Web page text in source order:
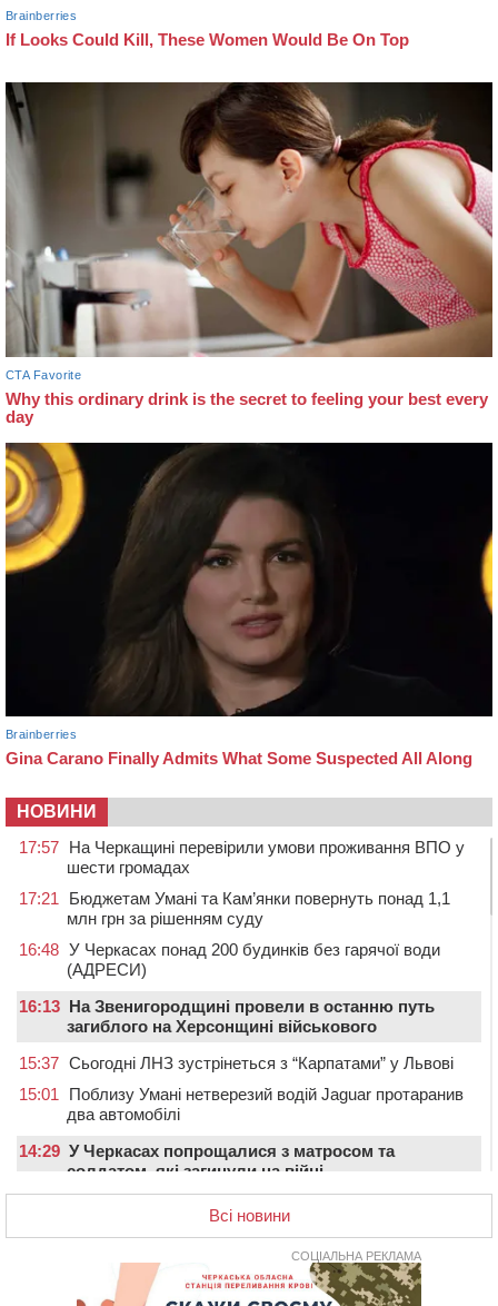
НОВИНИ
17:57 На Черкащині перевірили умови проживання ВПО у
шести громадах
17:21
Бюджетам Умані та Кам’янки повернуть понад 1,1
млн грн за рішенням суду
16:48 У Черкасах понад 200 будинків без гарячої води
(АДРЕСИ)
16:13 На Звенигородщині провели в останню путь
загиблого на Херсонщині військового
15:37 Сьогодні ЛНЗ зустрінеться з “Карпатами” у Львові
15:01
Поблизу Умані нетверезий водій Jaguar протаранив
два автомобілі
14:29 У Черкасах попрощалися з матросом та
солдатом, які загинули на війні
У Жашкові чоловік погрожував людям гранатою і
зберігав вдома схрон боєприпасів
У Черкасах екологи виявили скид забрудненої рідини
в Дніпро
Всі новини
СОЦІАЛЬНА РЕКЛАМА